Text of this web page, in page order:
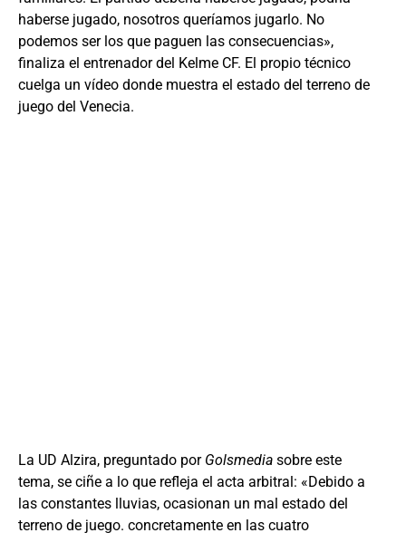
haberse jugado, nosotros queríamos jugarlo. No
podemos ser los que paguen las consecuencias»,
finaliza el entrenador del Kelme CF. El propio técnico
cuelga un vídeo donde muestra el estado del terreno de
juego del Venecia.
La UD Alzira, preguntado por Golsmedia sobre este
tema, se ciñe a lo que refleja el acta arbitral: «Debido a
las constantes lluvias, ocasionan un mal estado del
terreno de juego. concretamente en las cuatro